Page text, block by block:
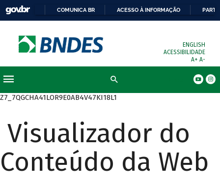
COMUNICA BR ACESSO À INFORMAÇÃO
ENGLISH
ACESSIBILIDADE
A+ A-
Z7_7QGCHA41LOR9E0AB4V47KI18L1
Visualizador do
Conteúdo da Web